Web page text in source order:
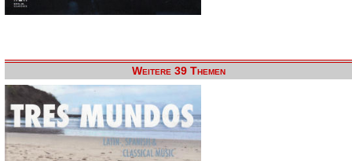
Weitere 39 Themen